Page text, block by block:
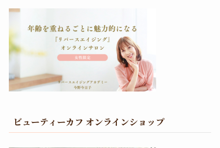
ビューティーカフ オンラインショップ